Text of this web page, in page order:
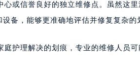
号置信广场10层1015室（需提前预约
号富力中心T2座写字楼29层03室（
号万科金融中心C座12层1205室（需
号民盈国贸中心T1写字楼9层907室（
或信誉良好的独立维修点。虽然这
备，能够更准确地评估并修复复杂的
护理解决的划痕，专业的维修人员